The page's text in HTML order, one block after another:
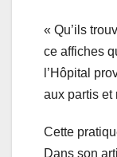
« Qu’ils
ce affiches
l’Hôpital
aux partis et
Cette
Dans son